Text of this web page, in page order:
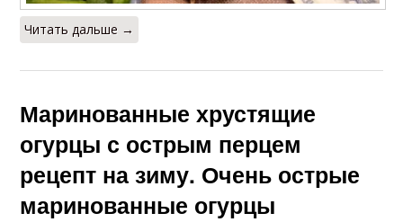
Читать дальше →
Маринованные хрустящие
огурцы с острым перцем
рецепт на зиму. Очень острые
маринованные огурцы